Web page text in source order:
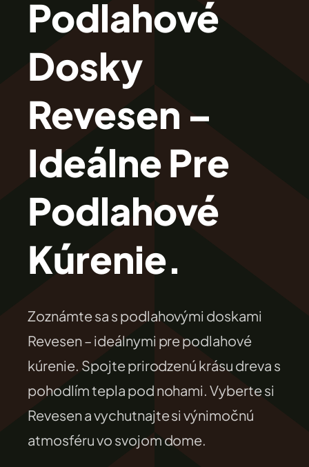
Revesen
Kolekcie
Trieda Podláh
Záštitu
Cennik
Galéria
FILEXO
Kontakt
Podlahové
Dosky
Revesen –
Ideálne Pre
Podlahové
Kúrenie.
Zoznámte sa s podlahovými doskami
Revesen – ideálnymi pre podlahové
kúrenie. Spojte prirodzenú krásu dreva s
pohodlím tepla pod nohami. Vyberte si
Revesen a vychutnajte si výnimočnú
atmosféru vo svojom dome.